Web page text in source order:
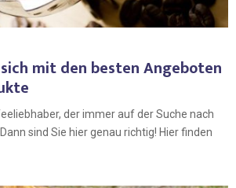
mit den besten Angeboten
der immer auf der Suche nach
sind Sie hier genau richtig! Hier finden